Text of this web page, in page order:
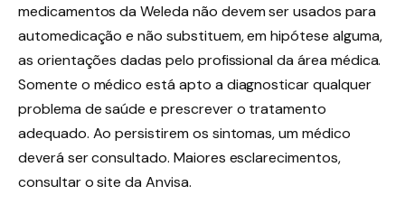
medicamentos da Weleda não devem ser usados para
automedicação e não substituem, em hipótese alguma,
as orientações dadas pelo profissional da área médica.
Somente o médico está apto a diagnosticar qualquer
problema de saúde e prescrever o tratamento
adequado. Ao persistirem os sintomas, um médico
deverá ser consultado. Maiores esclarecimentos,
consultar o site da Anvisa.